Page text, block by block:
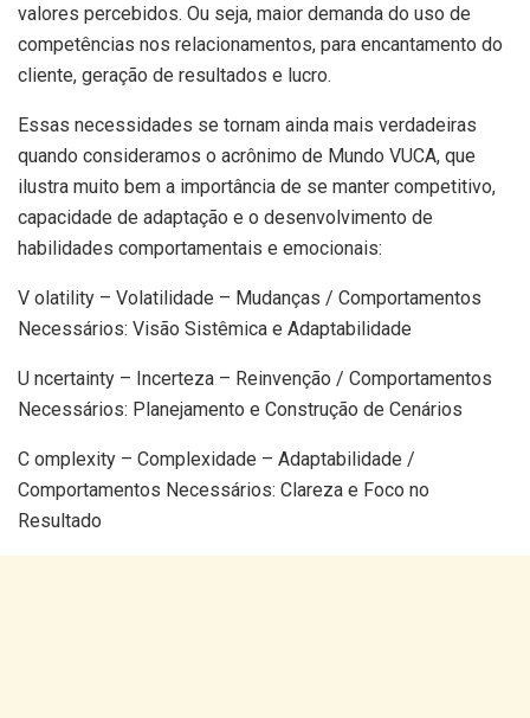
valores percebidos. Ou seja, maior demanda do uso de
competências nos relacionamentos, para encantamento do
cliente, geração de resultados e lucro.
Essas necessidades se tornam ainda mais verdadeiras
quando consideramos o acrônimo de Mundo VUCA, que
ilustra muito bem a importância de se manter competitivo,
capacidade de adaptação e o desenvolvimento de
habilidades comportamentais e emocionais:
V olatility – Volatilidade – Mudanças / Comportamentos
Necessários: Visão Sistêmica e Adaptabilidade
U ncertainty – Incerteza – Reinvenção / Comportamentos
Necessários: Planejamento e Construção de Cenários
C omplexity – Complexidade – Adaptabilidade /
Comportamentos Necessários: Clareza e Foco no
Resultado